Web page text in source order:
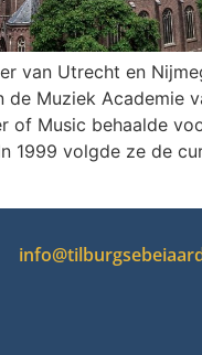
van Utrecht en
de Muziek Academie
of Music behaalde
1999 volgde ze de